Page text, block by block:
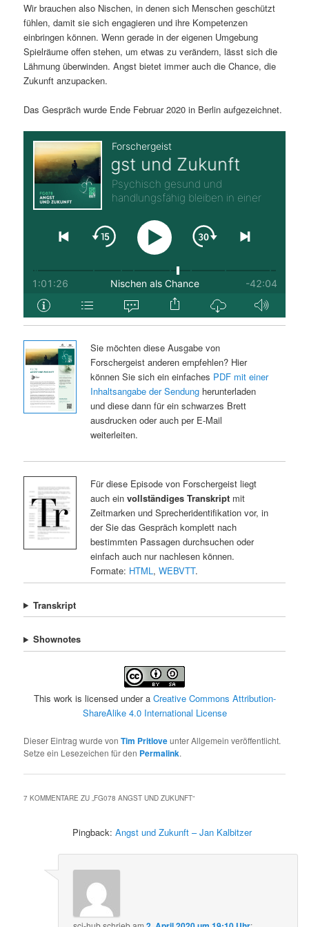
Wir brauchen also Nischen, in denen sich Menschen geschützt
fühlen, damit sie sich engagieren und ihre Kompetenzen
einbringen können. Wenn gerade in der eigenen Umgebung
Spielräume offen stehen, um etwas zu verändern, lässt sich die
Lähmung überwinden. Angst bietet immer auch die Chance, die
Zukunft anzupacken.
Das Gespräch wurde Ende Februar 2020 in Berlin aufgezeichnet.
Sie möchten diese Ausgabe von
Forschergeist anderen empfehlen? Hier
können Sie sich ein einfaches PDF mit einer
Inhaltsangabe der Sendungherunterladen
und diese dann für ein schwarzes Brett
ausdrucken oder auch per E-Mail
weiterleiten.
Für diese Episode von Forschergeist liegt
auch ein vollständiges Transkriptmit
Zeitmarken und Sprecheridentifikation vor, in
der Sie das Gespräch komplett nach
bestimmten Passagen durchsuchen oder
einfach auch nur nachlesen können.
Formate: HTML, WEBVTT.
Transkript
Shownotes
This work is licensed under a Creative Commons Attribution-
ShareAlike 4.0 International License
Dieser Eintrag wurde vonTim Pritloveunter Allgemein veröffentlicht.
Setze ein Lesezeichen für den Permalink.
7 KOMMENTARE ZU „FG078 ANGST UND ZUKUNFT“
Pingback:Angst und Zukunft – Jan Kalbitzer